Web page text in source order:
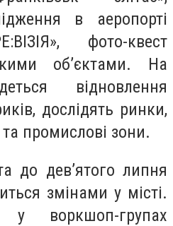
в аеропорті
фото-квест
об’єктами. На
відновлення
дослідять ринки,
та промислові зони.
до дев’ятого липня
змінами у місті.
у воркшоп-групах